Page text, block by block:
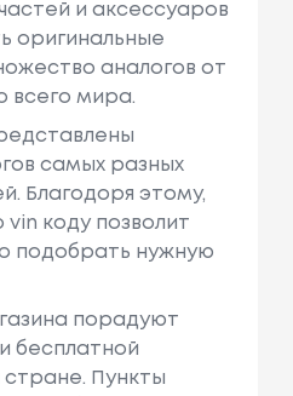
и аксессуаров
оригинальные
аналогов от
всего мира.
самых разных
Благодоря этому,
коду позволит
подобрать нужную
порадуют
бесплатной
стране. Пункты